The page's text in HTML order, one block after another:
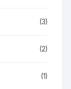
(3)
(2)
(1)